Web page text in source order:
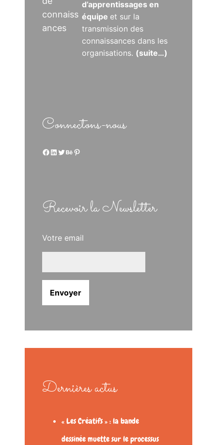
connaiss
ances
d’apprentissages en
équipe et sur la
transmission des
connaissances dans les
organisations. (suite…)
Connectons-nous
Facebook LinkedIn Twitter Behance Pinterest
Recevoir la Newsletter
Votre email
Dernières actus
« Les Créatifs » : la bande
dessinée muette sur le processus